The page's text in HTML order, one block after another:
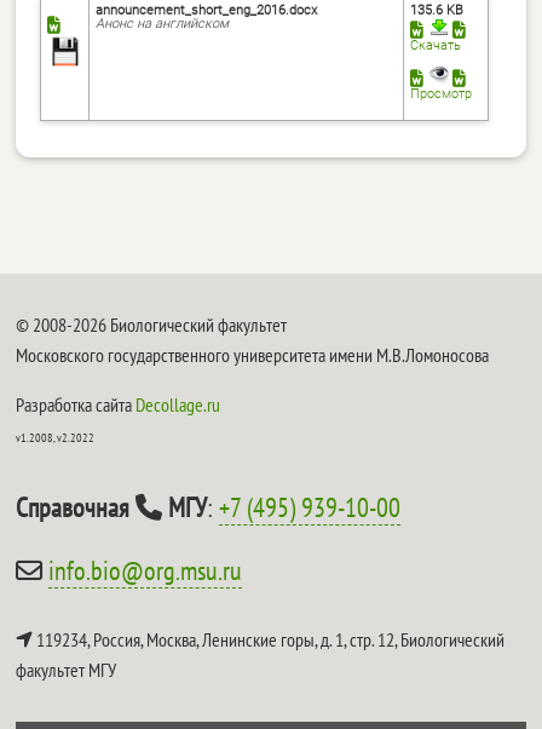
announcement_short_eng_2016.docx
Анонс на английском
135.6 KB
Скачать
Просмотр
© 2008-2026 Биологический факультет
Московского государственного университета имени М.В.Ломоносова
Разработка сайта Decollage.ru
v1.2008, v2.2022
Справочная МГУ:+7 (495) 939-10-00
info.bio@org.msu.ru
119234, Россия, Москва, Ленинские горы, д. 1, стр. 12,Биологический
факультет МГУ